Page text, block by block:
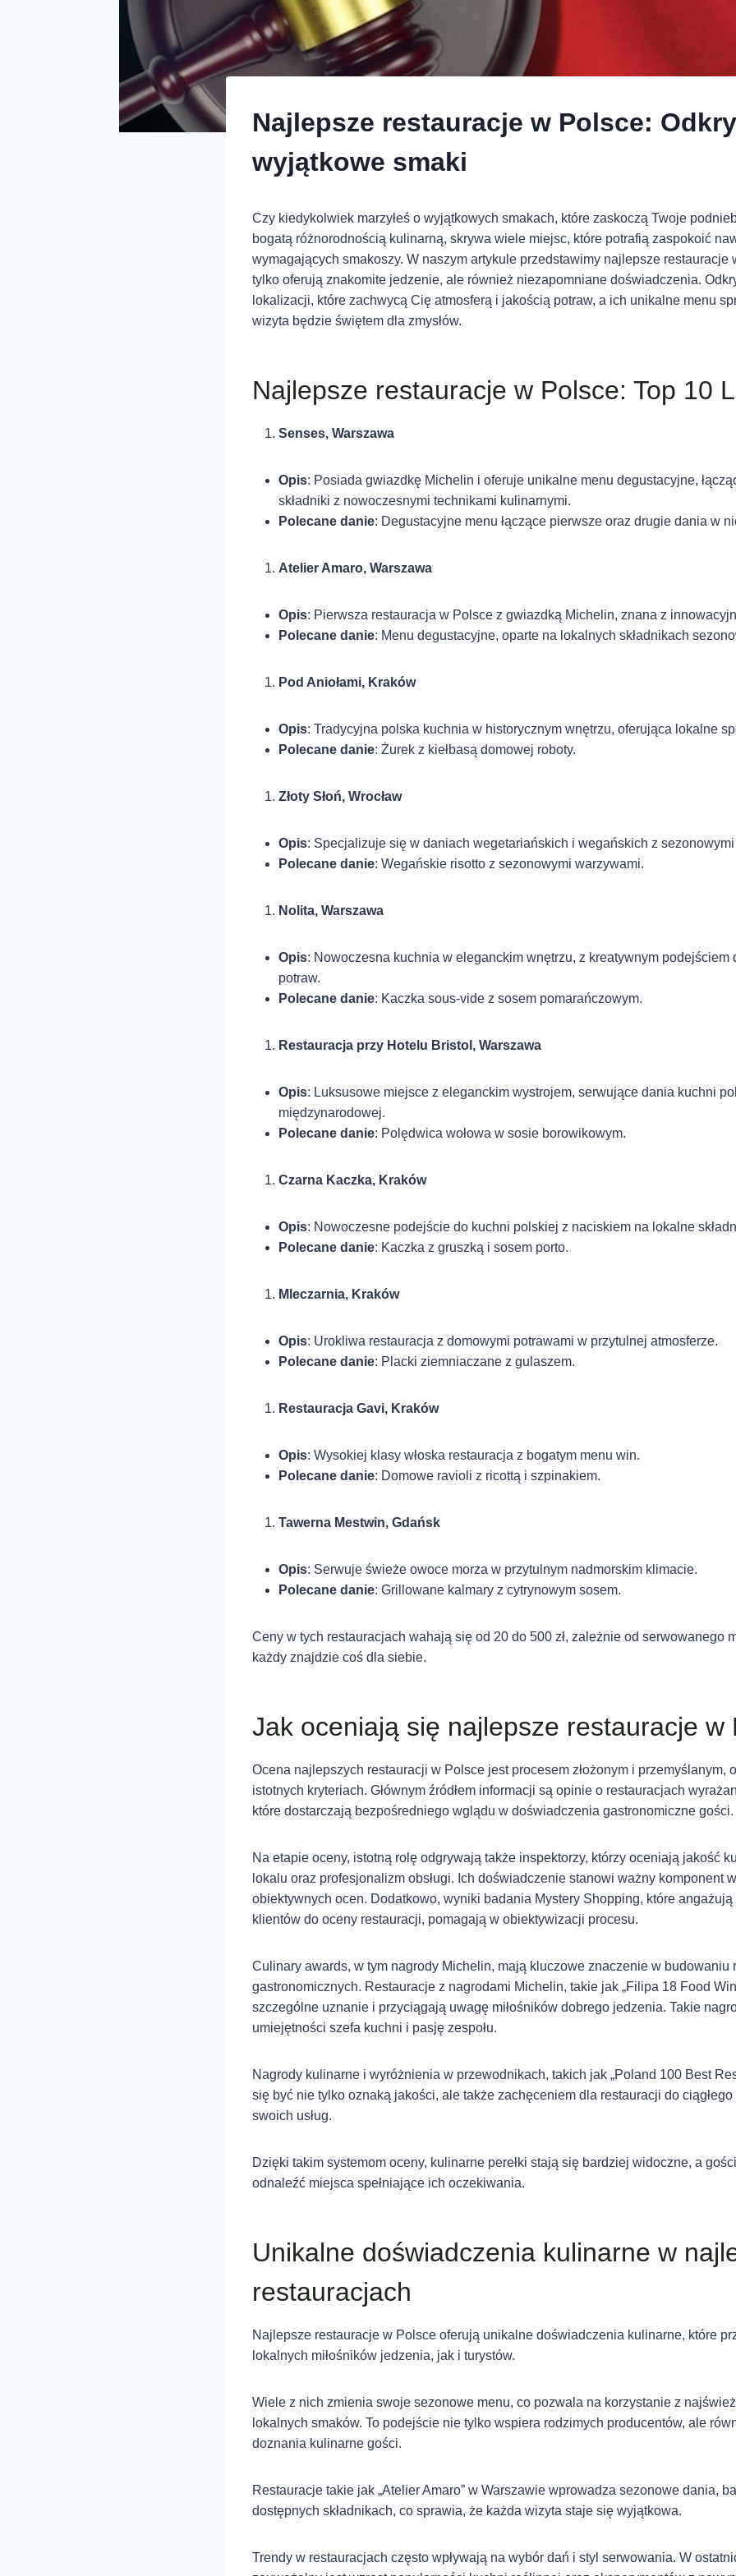
Najlepsze restauracje w Polsce:
wyjątkowe smaki
Czy kiedykolwiek marzyłeś o wyjątkowych smakach, które zaskoczą Twoje
bogatą różnorodnością kulinarną, skrywa wiele miejsc, które potrafią zaspokoić
wymagających smakoszy. W naszym artykule przedstawimy najlepsze restauracje
tylko oferują znakomite jedzenie, ale również niezapomniane doświadczenia.
lokalizacji, które zachwycą Cię atmosferą i jakością potraw, a ich unikalne menu
wizyta będzie świętem dla zmysłów.
Najlepsze restauracje w Polsce: Top 10
Senses, Warszawa
Opis: Posiada gwiazdkę Michelin i oferuje unikalne menu degustacyjne,
składniki z nowoczesnymi technikami kulinarnymi.
Polecane danie: Degustacyjne menu łączące pierwsze oraz drugie dania w
Atelier Amaro, Warszawa
Opis: Pierwsza restauracja w Polsce z gwiazdką Michelin, znana z
Polecane danie: Menu degustacyjne, oparte na lokalnych składnikach
Pod Aniołami, Kraków
Opis: Tradycyjna polska kuchnia w historycznym wnętrzu, oferująca lokalne
Polecane danie: Żurek z kiełbasą domowej roboty.
Złoty Słoń, Wrocław
Opis: Specjalizuje się w daniach wegetariańskich i wegańskich z sezonowymi
Polecane danie: Wegańskie risotto z sezonowymi warzywami.
Nolita, Warszawa
Opis: Nowoczesna kuchnia w eleganckim wnętrzu, z kreatywnym podejściem
potraw.
Polecane danie: Kaczka sous-vide z sosem pomarańczowym.
Restauracja przy Hotelu Bristol, Warszawa
Opis: Luksusowe miejsce z eleganckim wystrojem, serwujące dania kuchni
międzynarodowej.
Polecane danie: Polędwica wołowa w sosie borowikowym.
Czarna Kaczka, Kraków
Opis: Nowoczesne podejście do kuchni polskiej z naciskiem na lokalne
Polecane danie: Kaczka z gruszką i sosem porto.
Mleczarnia, Kraków
Opis: Urokliwa restauracja z domowymi potrawami w przytulnej atmosferze.
Polecane danie: Placki ziemniaczane z gulaszem.
Restauracja Gavi, Kraków
Opis: Wysokiej klasy włoska restauracja z bogatym menu win.
Polecane danie: Domowe ravioli z ricottą i szpinakiem.
Tawerna Mestwin, Gdańsk
Opis: Serwuje świeże owoce morza w przytulnym nadmorskim klimacie.
Polecane danie: Grillowane kalmary z cytrynowym sosem.
Ceny w tych restauracjach wahają się od 20 do 500 zł, zależnie od serwowanego
każdy znajdzie coś dla siebie.
Jak oceniają się najlepsze restauracje w
Ocena najlepszych restauracji w Polsce jest procesem złożonym i przemyślanym,
istotnych kryteriach. Głównym źródłem informacji są opinie o restauracjach
które dostarczają bezpośredniego wglądu w doświadczenia gastronomiczne gości.
Na etapie oceny, istotną rolę odgrywają także inspektorzy, którzy oceniają jakość
lokalu oraz profesjonalizm obsługi. Ich doświadczenie stanowi ważny komponent
obiektywnych ocen. Dodatkowo, wyniki badania Mystery Shopping, które
klientów do oceny restauracji, pomagają w obiektywizacji procesu.
Culinary awards, w tym nagrody Michelin, mają kluczowe znaczenie w budowaniu
gastronomicznych. Restauracje z nagrodami Michelin, takie jak „Filipa 18 Food
szczególne uznanie i przyciągają uwagę miłośników dobrego jedzenia. Takie
umiejętności szefa kuchni i pasję zespołu.
Nagrody kulinarne i wyróżnienia w przewodnikach, takich jak „Poland 100 Best
się być nie tylko oznaką jakości, ale także zachęceniem dla restauracji do
swoich usług.
Dzięki takim systemom oceny, kulinarne perełki stają się bardziej widoczne, a
odnaleźć miejsca spełniające ich oczekiwania.
Unikalne doświadczenia kulinarne w
restauracjach
Najlepsze restauracje w Polsce oferują unikalne doświadczenia kulinarne, które
lokalnych miłośników jedzenia, jak i turystów.
Wiele z nich zmienia swoje sezonowe menu, co pozwala na korzystanie z
lokalnych smaków. To podejście nie tylko wspiera rodzimych producentów, ale
doznania kulinarne gości.
Restauracje takie jak „Atelier Amaro” w Warszawie wprowadza sezonowe dania,
dostępnych składnikach, co sprawia, że każda wizyta staje się wyjątkowa.
Trendy w restauracjach często wpływają na wybór dań i styl serwowania. W